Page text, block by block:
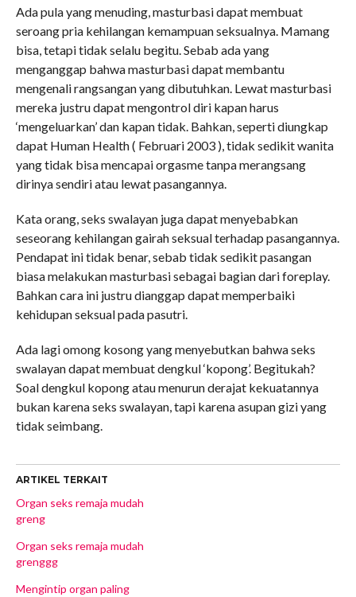
Ada pula yang menuding, masturbasi dapat membuat
seroang pria kehilangan kemampuan seksualnya. Mamang
bisa, tetapi tidak selalu begitu. Sebab ada yang
menganggap bahwa masturbasi dapat membantu
mengenali rangsangan yang dibutuhkan. Lewat masturbasi
mereka justru dapat mengontrol diri kapan harus
‘mengeluarkan’ dan kapan tidak. Bahkan, seperti diungkap
dapat Human Health ( Februari 2003 ), tidak sedikit wanita
yang tidak bisa mencapai orgasme tanpa merangsang
dirinya sendiri atau lewat pasangannya.
Kata orang, seks swalayan juga dapat menyebabkan
seseorang kehilangan gairah seksual terhadap pasangannya.
Pendapat ini tidak benar, sebab tidak sedikit pasangan
biasa melakukan masturbasi sebagai bagian dari foreplay.
Bahkan cara ini justru dianggap dapat memperbaiki
kehidupan seksual pada pasutri.
Ada lagi omong kosong yang menyebutkan bahwa seks
swalayan dapat membuat dengkul ‘kopong’. Begitukah?
Soal dengkul kopong atau menurun derajat kekuatannya
bukan karena seks swalayan, tapi karena asupan gizi yang
tidak seimbang.
ARTIKEL TERKAIT
Organ seks remaja mudah
greng
Organ seks remaja mudah
grenggg
Mengintip organ paling